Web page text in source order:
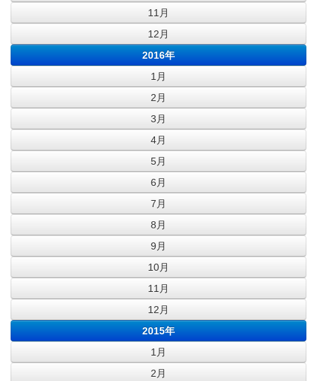
11月
12月
2016年
1月
2月
3月
4月
5月
6月
7月
8月
9月
10月
11月
12月
2015年
1月
2月